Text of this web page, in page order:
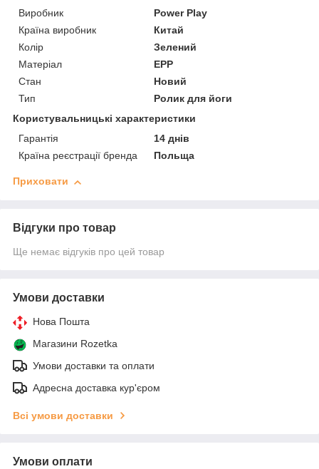
Виробник
Power Play
Країна виробник
Китай
Колір
Зелений
Матеріал
EPP
Стан
Новий
Тип
Ролик для йоги
Користувальницькі характеристики
Гарантія
14 днів
Країна реєстрації бренда
Польща
Приховати
Відгуки про товар
Ще немає відгуків про цей товар
Умови доставки
Нова Пошта
Магазини Rozetka
Умови доставки та оплати
Адресна доставка кур'єром
Всі умови доставки
Умови оплати